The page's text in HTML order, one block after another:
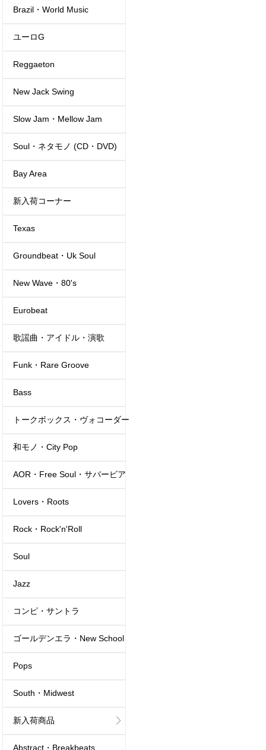
Brazil・World Music
ユーロG
Reggaeton
New Jack Swing
Slow Jam・Mellow Jam
Soul・ネタモノ (CD・DVD)
Bay Area
新入荷コーナー
Texas
Groundbeat・Uk Soul
New Wave・80's
Eurobeat
歌謡曲・アイドル・演歌
Funk・Rare Groove
Bass
トークボックス・ヴォコーダー
和モノ・City Pop
AOR・Free Soul・サバービア
Lovers・Roots
Rock・Rock'n'Roll
Soul
Jazz
コンピ・サントラ
ゴールデンエラ・New School
Pops
South・Midwest
新入荷商品
Abstract・Breakbeats